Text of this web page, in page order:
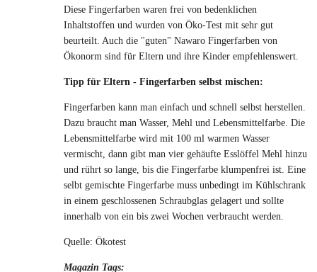
Diese Fingerfarben waren frei von bedenklichen
Inhaltstoffen und wurden von Öko-Test mit sehr gut
beurteilt. Auch die "guten" Nawaro Fingerfarben von
Ökonorm sind für Eltern und ihre Kinder empfehlenswert.
Tipp für Eltern - Fingerfarben selbst mischen:
Fingerfarben kann man einfach und schnell selbst herstellen.
Dazu braucht man Wasser, Mehl und Lebensmittelfarbe. Die
Lebensmittelfarbe wird mit 100 ml warmen Wasser
vermischt, dann gibt man vier gehäufte Esslöffel Mehl hinzu
und rührt so lange, bis die Fingerfarbe klumpenfrei ist. Eine
selbt gemischte Fingerfarbe muss unbedingt im Kühlschrank
in einem geschlossenen Schraubglas gelagert und sollte
innerhalb von ein bis zwei Wochen verbraucht werden.
Quelle: Ökotest
Magazin Tags: